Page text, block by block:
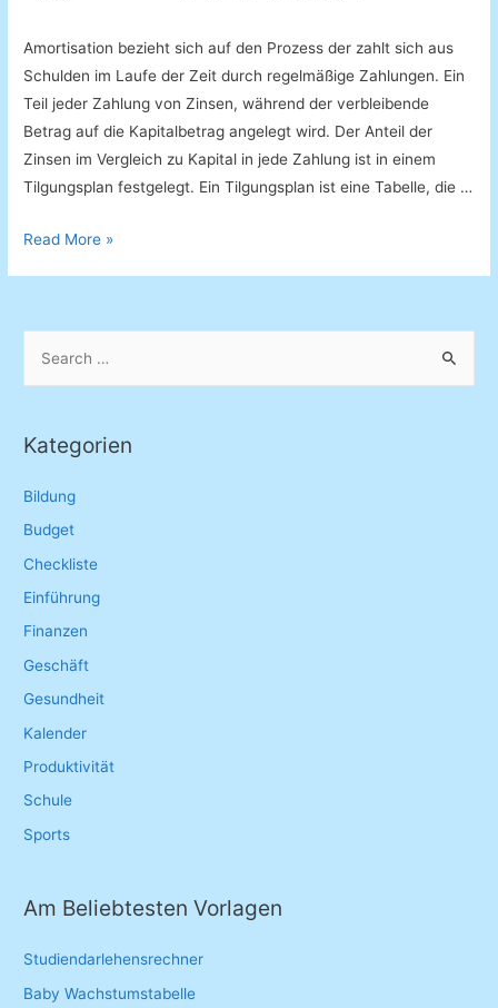
Amortisation bezieht sich auf den Prozess der zahlt sich aus
Schulden im Laufe der Zeit durch regelmäßige Zahlungen. Ein
Teil jeder Zahlung von Zinsen, während der verbleibende
Betrag auf die Kapitalbetrag angelegt wird. Der Anteil der
Zinsen im Vergleich zu Kapital in jede Zahlung ist in einem
Tilgungsplan festgelegt. Ein Tilgungsplan ist eine Tabelle, die …
Tilgungsrechner
Read More »
r
h
f
o
Kategorien
Bildung
Budget
Checkliste
Einführung
Finanzen
Geschäft
Gesundheit
Kalender
Produktivität
Schule
Sports
Am Beliebtesten Vorlagen
Studiendarlehensrechner
Baby Wachstumstabelle